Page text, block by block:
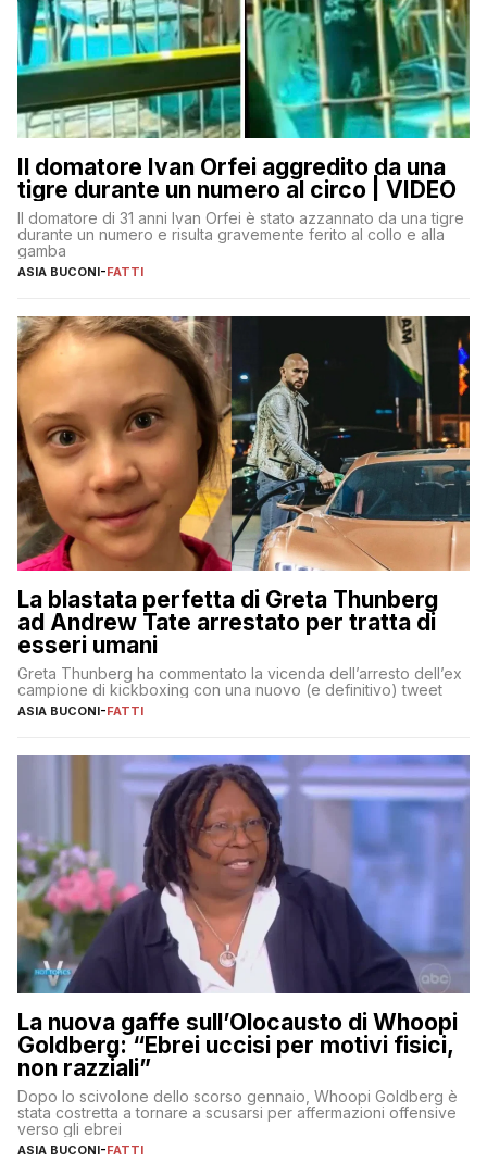
Il domatore Ivan Orfei aggredito da una
tigre durante un numero al circo | VIDEO
Il domatore di 31 anni Ivan Orfei è stato azzannato da una tigre
durante un numero e risulta gravemente ferito al collo e alla
gamba
ASIA BUCONI-FATTI
La blastata perfetta di Greta Thunberg
ad Andrew Tate arrestato per tratta di
esseri umani
Greta Thunberg ha commentato la vicenda dell’arresto dell’ex
campione di kickboxing con una nuovo (e definitivo) tweet
ASIA BUCONI-FATTI
La nuova gaffe sull’Olocausto di Whoopi
Goldberg: “Ebrei uccisi per motivi fisici,
non razziali”
Dopo lo scivolone dello scorso gennaio, Whoopi Goldberg è
stata costretta a tornare a scusarsi per affermazioni offensive
verso gli ebrei
ASIA BUCONI-FATTI